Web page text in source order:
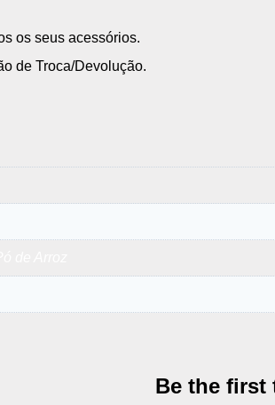
os seus acessórios.
de Troca/Devolução.
Be the first